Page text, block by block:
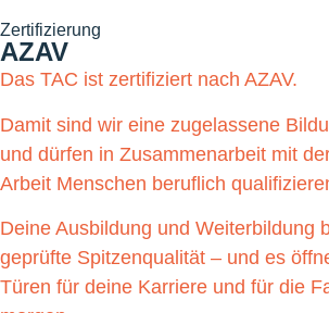
Zertifizierung
AZAV
Das TAC ist zertifiziert nach AZAV.
Damit sind wir eine zugelassene
und dürfen in Zusammenarbeit mit
Arbeit Menschen beruflich
Deine Ausbildung und Weiterbildung
geprüfte Spitzenqualität – und es
Türen für deine Karriere und für die